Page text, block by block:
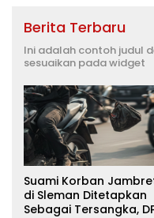
Berita Terbaru
Ini adalah contoh judul
sesuaikan pada widget
Suami Korban
di Sleman Ditetapkan
Sebagai Tersangka,